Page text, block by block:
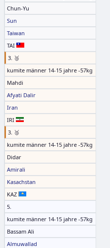
Chun-Yu
Sun
Taiwan
TAI
3. 🥉
kumite männer 14-15 jahre -57kg
Mahdi
Afyati Dalir
Iran
IRI
3. 🥉
kumite männer 14-15 jahre -57kg
Didar
Amirali
Kasachstan
KAZ
5.
kumite männer 14-15 jahre -57kg
Bassam Ali
Almuwallad